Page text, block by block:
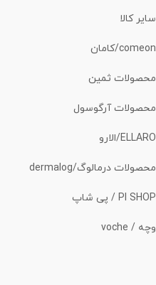
سایر کالا
comeon/کامان
محصولات ثمین
محصولات آرگوسول
ELLARO/الارو
محصولات درمالوگ/dermalog
PI SHOP / پی شاپ
وچه / voche